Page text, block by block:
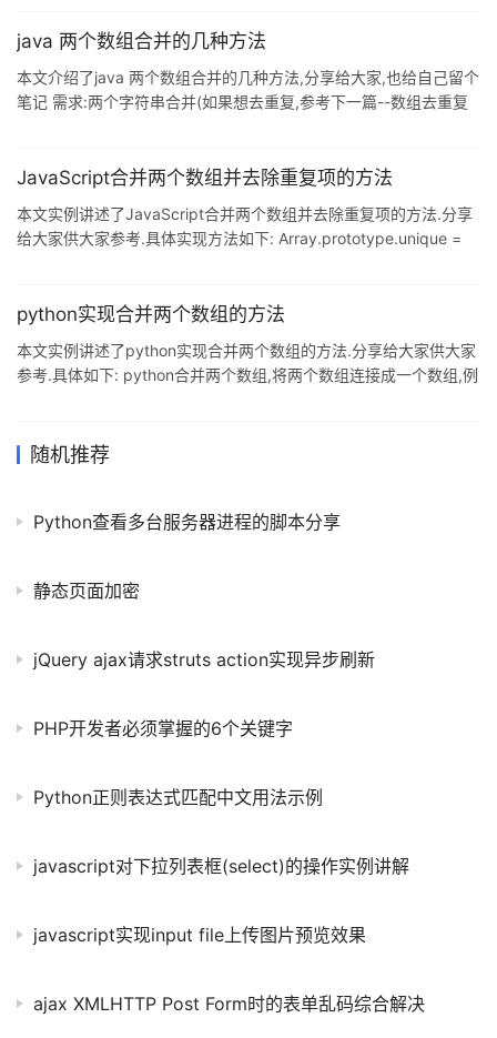
java 两个数组合并的几种方法
本文介绍了java 两个数组合并的几种方法,分享给大家,也给自己留个
笔记 需求:两个字符串合并(如果想去重复,参考下一篇--数组去重复
// List<
JavaScript合并两个数组并去除重复项的方法
本文实例讲述了JavaScript合并两个数组并去除重复项的方法.分享
给大家供大家参考.具体实现方法如下: Array.prototype.unique =
["a","b"]; var ar
python实现合并两个数组的方法
本文实例讲述了python实现合并两个数组的方法.分享给大家供大家
参考.具体如下: python合并两个数组,将两个数组连接成一个数组,例
希望本文所述对大家的Python程序设计有所帮助.
随机推荐
Python查看多台服务器进程的脚本分享
静态页面加密
jQuery ajax请求struts action实现异步刷新
PHP开发者必须掌握的6个关键字
Python正则表达式匹配中文用法示例
javascript对下拉列表框(select)的操作实例讲解
javascript实现input file上传图片预览效果
ajax XMLHTTP Post Form时的表单乱码综合解决